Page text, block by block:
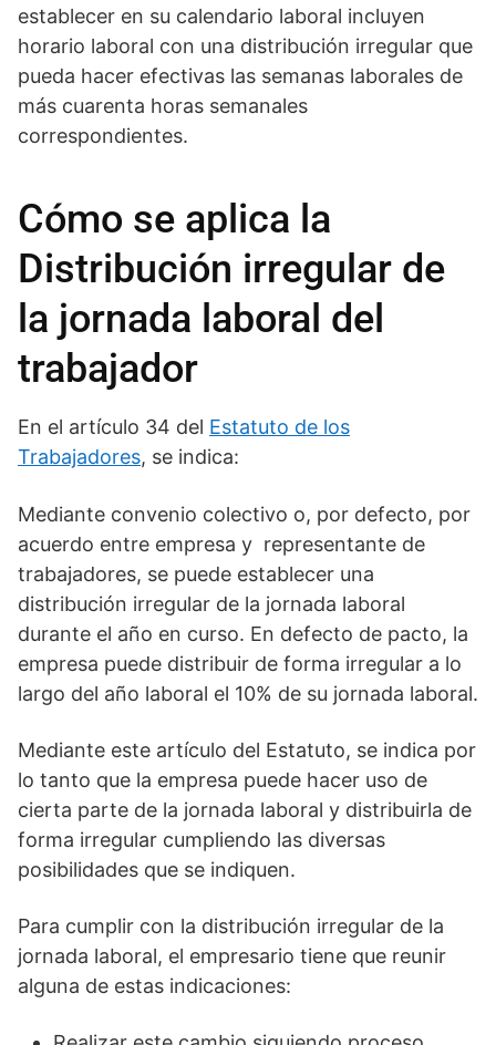
establecer en su calendario laboral incluyen
horario laboral con una distribución irregular que
pueda hacer efectivas las semanas laborales de
más cuarenta horas semanales
correspondientes.
Cómo se aplica la
Distribución irregular de
la jornada laboral del
trabajador
En el artículo 34 del Estatuto de los
Trabajadores, se indica:
Mediante convenio colectivo o, por defecto, por
acuerdo entre empresa y representante de
trabajadores, se puede establecer una
distribución irregular de la jornada laboral
durante el año en curso. En defecto de pacto, la
empresa puede distribuir de forma irregular a lo
largo del año laboral el 10% de su jornada laboral.
Mediante este artículo del Estatuto, se indica por
lo tanto que la empresa puede hacer uso de
cierta parte de la jornada laboral y distribuirla de
forma irregular cumpliendo las diversas
posibilidades que se indiquen.
Para cumplir con la distribución irregular de la
jornada laboral, el empresario tiene que reunir
alguna de estas indicaciones: